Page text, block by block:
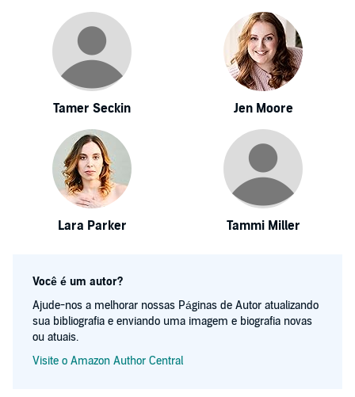
Tamer Seckin Jen Moore
Lara Parker Tammi Miller
Você é um autor?
Ajude-nos a melhorar nossas Páginas de Autor atualizando
sua bibliografia e enviando uma imagem e biografia novas
ou atuais.
Visite o Amazon Author Central